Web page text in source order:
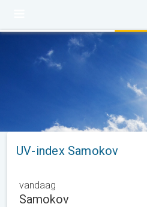
UV-index Samokov
vandaag
Samokov